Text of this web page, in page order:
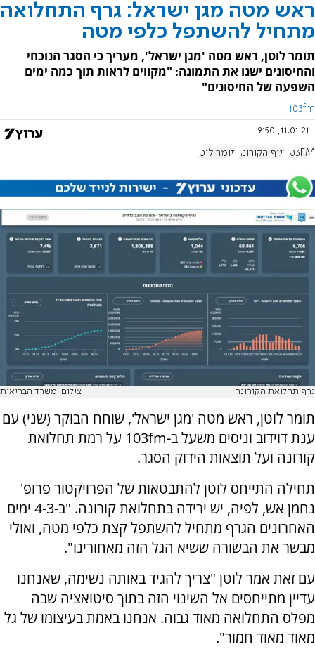
ראש מטה מגן ישראל: גרף התחלואה
מתחיל להשתפל כלפי מטה
תומר לוטן, ראש מטה 'מגן ישראל', מעריך כי הסגר הנוכחי
והחיסונים ישנו את התמונה: "מקווים לראות תוך כמה ימים
השפעה של החיסונים"
103fm
11.01.21, 9:50
103FM נגיף הקורונה תומר לוטן
גרף תחלואת הקורונה צילום: משרד הבריאות
תומר לוטן, ראש מטה 'מגן ישראל', שוחח הבוקר (שני) עם
ענת דוידוב וניסים משעל ב-103fm על רמת תחלואת
קורונה ועל תוצאות הידוק הסגר.
תחילה התייחס לוטן להתבטאות של הפרויקטור פרופ'
נחמן אש, לפיה, יש ירידה בתחלואת קורונה. "ב-4-3 ימים
האחרונים הגרף מתחיל להשתפל קצת כלפי מטה, ואולי
מבשר את הבשורה ששיא הגל הזה מאחורינו".
עם זאת אמר לוטן "צריך להגיד באותה נשימה, שאנחנו
עדיין מתייחסים אל השינוי הזה בתוך סיטואציה שבה
מפלס התחלואה מאוד גבוה. אנחנו באמת בעיצומו של גל
מאוד מאוד חמור".